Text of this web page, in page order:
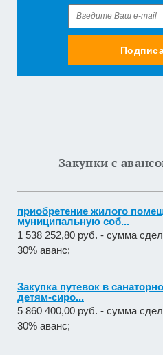
Закупки с
приобретение жилого
муниципальную соб...
1 538 252,80 руб. - сумма
30% аванс;
Закупка путевок в
детям-сиро...
5 860 400,00 руб. - сумма
30% аванс;